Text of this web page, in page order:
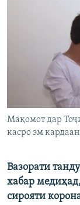
Ҳамаи
Мақомот дар
касро эм
Вазорати
хабар
сирояти